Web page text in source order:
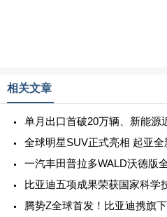
相关文章
比亚迪五项成果荣获国家科学